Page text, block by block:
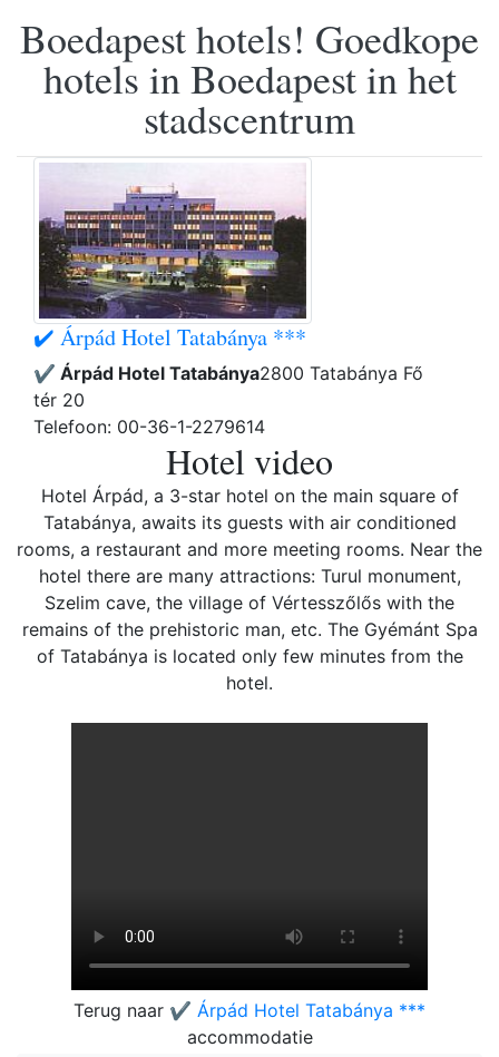
Boedapest hotels! Goedkope
hotels in Boedapest in het
stadscentrum
✔️ Árpád Hotel Tatabánya ***
✔️ Árpád Hotel Tatabánya2800 Tatabánya Fő
tér 20
Telefoon: 00-36-1-2279614
Hotel video
Hotel Árpád, a 3-star hotel on the main square of
Tatabánya, awaits its guests with air conditioned
rooms, a restaurant and more meeting rooms. Near the
hotel there are many attractions: Turul monument,
Szelim cave, the village of Vértesszőlős with the
remains of the prehistoric man, etc. The Gyémánt Spa
of Tatabánya is located only few minutes from the
hotel.
Terug naar ✔️ Árpád Hotel Tatabánya ***
accommodatie